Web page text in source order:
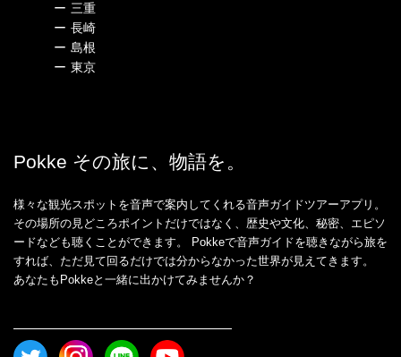
ー 三重
ー 長崎
ー 島根
ー 東京
Pokke その旅に、物語を。
様々な観光スポットを音声で案内してくれる音声ガイドツアーアプリ。
その場所の見どころポイントだけではなく、歴史や文化、秘密、エピソ
ードなども聴くことができます。 Pokkeで音声ガイドを聴きながら旅を
すれば、ただ見て回るだけでは分からなかった世界が見えてきます。
あなたもPokkeと一緒に出かけてみませんか？